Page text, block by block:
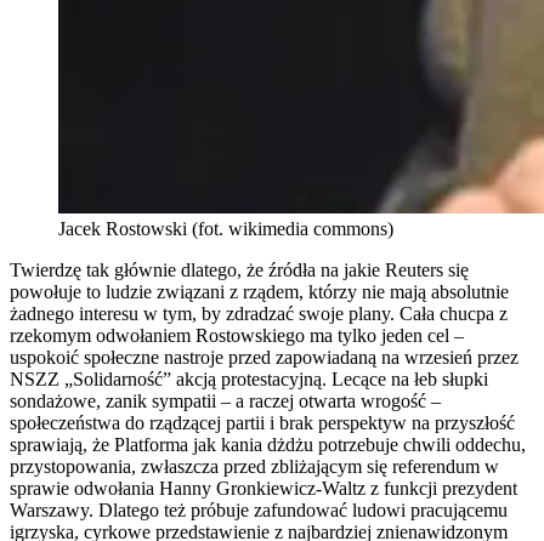
Jacek Rostowski (fot. wikimedia commons)
Twierdzę tak głównie dlatego, że źródła na jakie Reuters się
powołuje to ludzie związani z rządem, którzy nie mają absolutnie
żadnego interesu w tym, by zdradzać swoje plany. Cała chucpa z
rzekomym odwołaniem Rostowskiego ma tylko jeden cel –
uspokoić społeczne nastroje przed zapowiadaną na wrzesień przez
NSZZ „Solidarność” akcją protestacyjną. Lecące na łeb słupki
sondażowe, zanik sympatii – a raczej otwarta wrogość –
społeczeństwa do rządzącej partii i brak perspektyw na przyszłość
sprawiają, że Platforma jak kania dżdżu potrzebuje chwili oddechu,
przystopowania, zwłaszcza przed zbliżającym się referendum w
sprawie odwołania Hanny Gronkiewicz-Waltz z funkcji prezydent
Warszawy. Dlatego też próbuje zafundować ludowi pracującemu
igrzyska, cyrkowe przedstawienie z najbardziej znienawidzonym